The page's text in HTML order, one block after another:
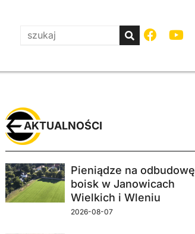
Pieniądze na odbudowę
boisk w Janowicach
Wielkich i Wleniu
2026-08-07
AKTUALNOŚCI